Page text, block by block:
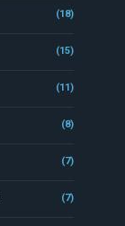
(18)
(15)
(11)
(8)
(7)
(7)